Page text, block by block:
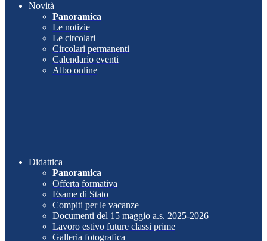
Novità
Panoramica
Le notizie
Le circolari
Circolari permanenti
Calendario eventi
Albo online
Didattica
Panoramica
Offerta formativa
Esame di Stato
Compiti per le vacanze
Documenti del 15 maggio a.s. 2025-2026
Lavoro estivo future classi prime
Galleria fotografica